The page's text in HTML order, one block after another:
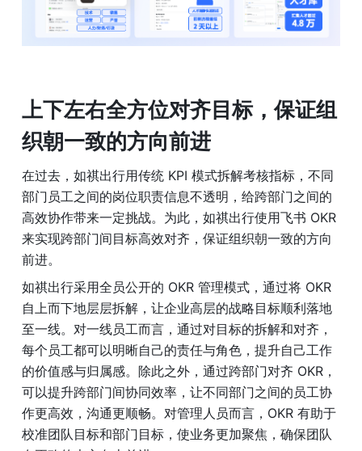
上下左右全方位对齐目标，保证组
织朝一致的方向前进
在过去，如祺出行用传统 KPI 模式拆解考核指标，不同
部门员工之间的岗位职责信息不透明，给跨部门之间的
高效协作带来一定挑战。为此，如祺出行使用飞书 OKR
来实现跨部门间目标高效对齐，保证组织朝一致的方向
前进。
如祺出行采用全员公开的 OKR 管理模式，通过将 OKR
自上而下地层层拆解，让企业高层的战略目标顺利落地
至一线。对一线员工而言，通过对目标的拆解和对齐，
每个员工都可以明晰自己的责任与角色，提升自己工作
的价值感与归属感。除此之外，通过跨部门对齐 OKR，
可以提升跨部门间协同效率，让不同部门之间的员工协
作更高效，沟通更顺畅。对管理人员而言，OKR 有助于
校准团队目标和部门目标，使业务更加聚焦，确保团队